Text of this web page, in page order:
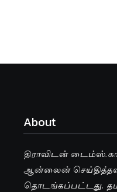
About
திராவிடன் டைம்ஸ்.காம்
ஆன்லைன்
தொடங்கப்பட்டது.